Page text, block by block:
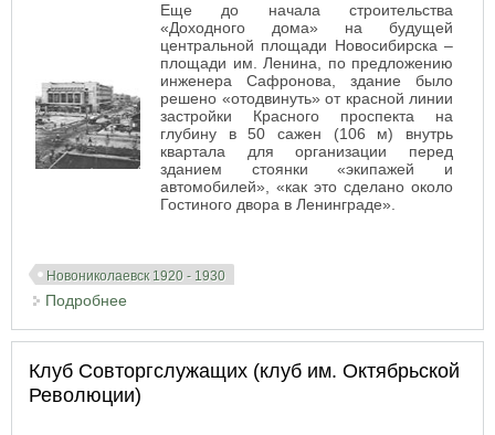
Еще до начала строительства
«Доходного дома» на будущей
центральной площади Новосибирска –
площади им. Ленина, по предложению
инженера Сафронова, здание было
решено «отодвинуть» от красной линии
застройки Красного проспекта на
глубину в 50 сажен (106 м) внутрь
квартала для организации перед
зданием стоянки «экипажей и
автомобилей», «как это сделано около
Гостиного двора в Ленинграде».
Новониколаевск 1920 - 1930
Подробнее
Клуб Совторгслужащих (клуб им. Октябрьской
Революции)